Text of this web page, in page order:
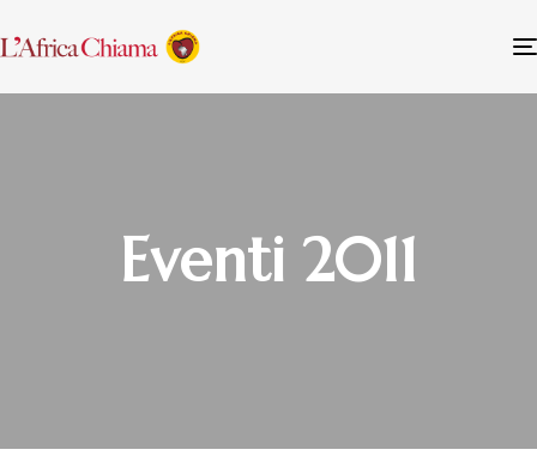
Eventi 2011